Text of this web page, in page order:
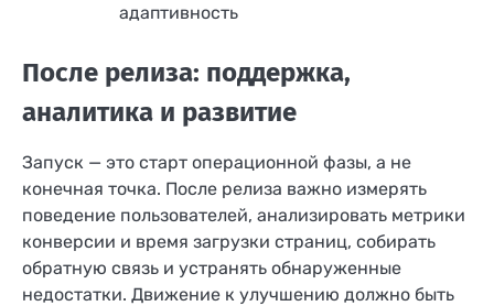
адаптивность
После релиза: поддержка,
аналитика и развитие
Запуск — это старт операционной фазы, а не
конечная точка. После релиза важно измерять
поведение пользователей, анализировать метрики
конверсии и время загрузки страниц, собирать
обратную связь и устранять обнаруженные
недостатки. Движение к улучшению должно быть